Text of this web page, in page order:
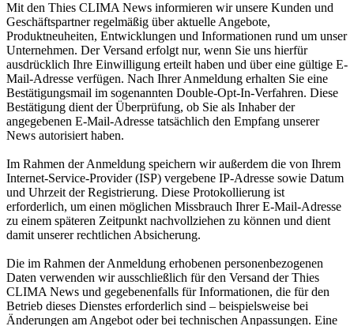
Mit den Thies CLIMA News informieren wir unsere Kunden und
Geschäftspartner regelmäßig über aktuelle Angebote,
Produktneuheiten, Entwicklungen und Informationen rund um unser
Unternehmen. Der Versand erfolgt nur, wenn Sie uns hierfür
ausdrücklich Ihre Einwilligung erteilt haben und über eine gültige E-
Mail-Adresse verfügen. Nach Ihrer Anmeldung erhalten Sie eine
Bestätigungsmail im sogenannten Double-Opt-In-Verfahren. Diese
Bestätigung dient der Überprüfung, ob Sie als Inhaber der
angegebenen E-Mail-Adresse tatsächlich den Empfang unserer
News autorisiert haben.
Im Rahmen der Anmeldung speichern wir außerdem die von Ihrem
Internet-Service-Provider (ISP) vergebene IP-Adresse sowie Datum
und Uhrzeit der Registrierung. Diese Protokollierung ist
erforderlich, um einen möglichen Missbrauch Ihrer E-Mail-Adresse
zu einem späteren Zeitpunkt nachvollziehen zu können und dient
damit unserer rechtlichen Absicherung.
Die im Rahmen der Anmeldung erhobenen personenbezogenen
Daten verwenden wir ausschließlich für den Versand der Thies
CLIMA News und gegebenenfalls für Informationen, die für den
Betrieb dieses Dienstes erforderlich sind – beispielsweise bei
Änderungen am Angebot oder bei technischen Anpassungen. Eine